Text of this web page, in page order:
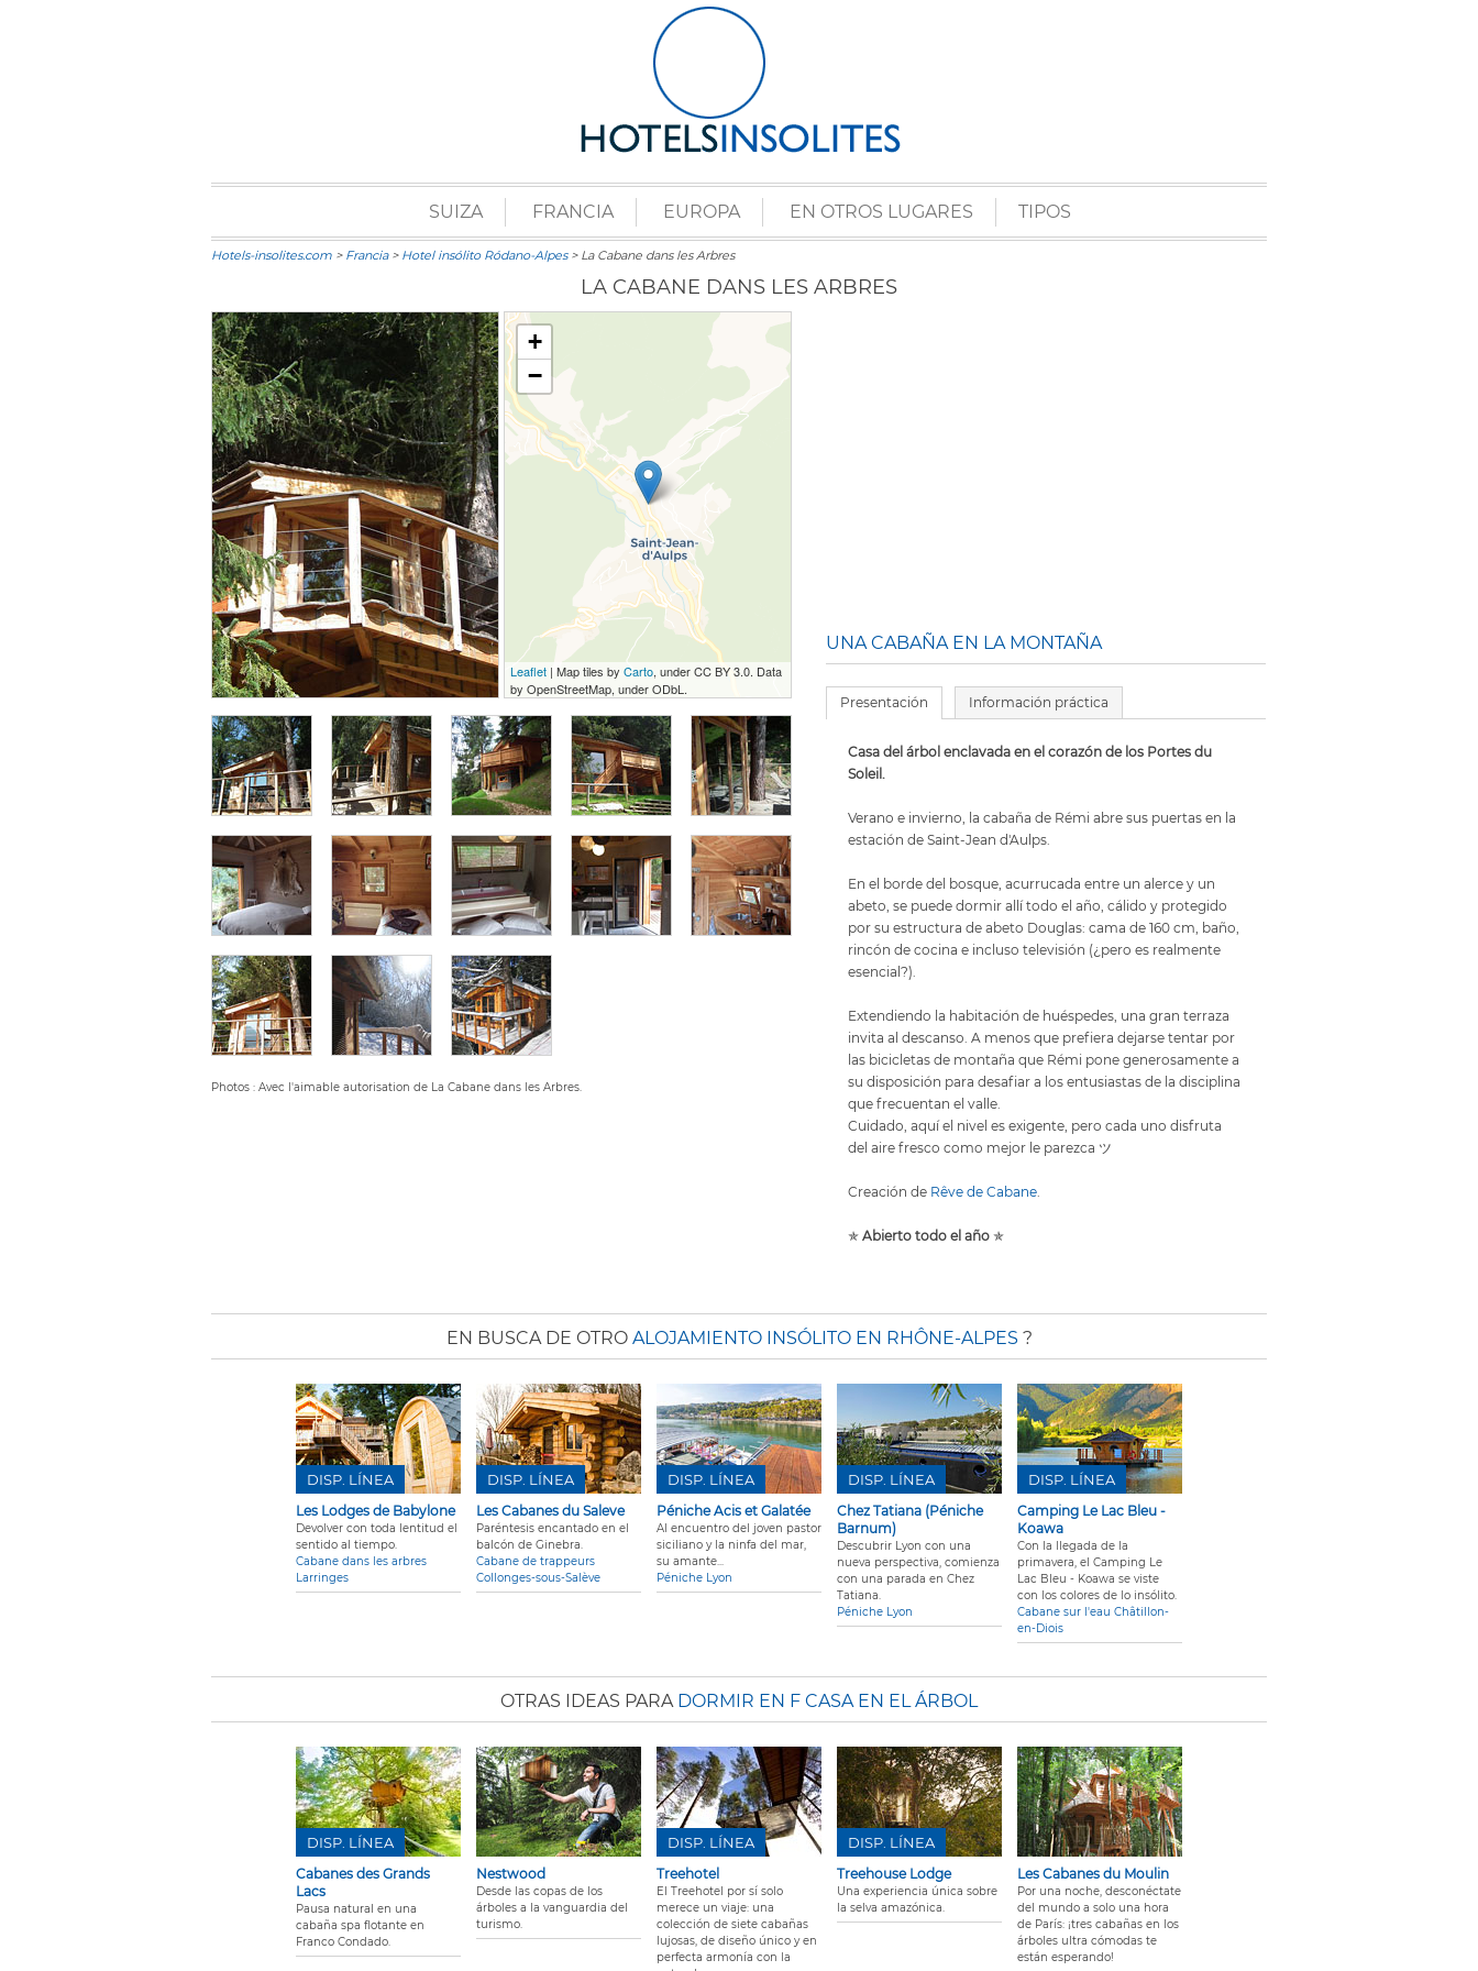
SUIZA FRANCIA EUROPA EN OTROS LUGARES TIPOS
Hotels-insolites.com > Francia> Hotel insólito Ródano-Alpes> La Cabane dans les Arbres
LA CABANE DANS LES ARBRES
+
−
Leaflet | Map tiles byCarto, under CC BY 3.0. Data
by OpenStreetMap, under ODbL.
Photos : Avec l'aimable autorisation de La Cabane dans les Arbres.
UNA CABAÑA EN LA MONTAÑA
Presentación Información práctica
Casa del árbol enclavada en el corazón de los Portes du
Soleil.
Verano e invierno, la cabaña de Rémi abre sus puertas en la
estación de Saint-Jean d'Aulps.
En el borde del bosque, acurrucada entre un alerce y un
abeto, se puede dormir allí todo el año, cálido y protegido
por su estructura de abeto Douglas: cama de 160 cm, baño,
rincón de cocina e incluso televisión (¿pero es realmente
esencial?).
Extendiendo la habitación de huéspedes, una gran terraza
invita al descanso. A menos que prefiera dejarse tentar por
las bicicletas de montaña que Rémi pone generosamente a
su disposición para desafiar a los entusiastas de la disciplina
que frecuentan el valle.
Cuidado, aquí el nivel es exigente, pero cada uno disfruta
del aire fresco como mejor le parezca ツ
Creación de Rêve de Cabane.
✯ Abierto todo el año ✯
EN BUSCA DE OTRO ALOJAMIENTO INSÓLITO EN RHÔNE-ALPES ?
Les Lodges de Babylone
Devolver con toda lentitud el
sentido al tiempo.
Cabane dans les arbres
Larringes
DISP. LÍNEA
Les Cabanes du Saleve
Paréntesis encantado en el
balcón de Ginebra.
Cabane de trappeurs
Collonges-sous-Salève
DISP. LÍNEA
Péniche Acis et Galatée
Al encuentro del joven pastor
siciliano y la ninfa del mar,
su amante...
Péniche Lyon
DISP. LÍNEA
Chez Tatiana (Péniche
Barnum)
Descubrir Lyon con una
nueva perspectiva, comienza
con una parada en Chez
Tatiana.
Péniche Lyon
DISP. LÍNEA
Camping Le Lac Bleu -
Koawa
Con la llegada de la
primavera, el Camping Le
Lac Bleu - Koawa se viste
con los colores de lo insólito.
Cabane sur l'eau Châtillon-
en-Diois
DISP. LÍNEA
OTRAS IDEAS PARA DORMIR EN F CASA EN EL ÁRBOL
Cabanes des Grands
Lacs
Pausa natural en una
cabaña spa flotante en
Franco Condado.
DISP. LÍNEA
Nestwood
Desde las copas de los
árboles a la vanguardia del
turismo.
Treehotel
El Treehotel por sí solo
merece un viaje: una
colección de siete cabañas
lujosas, de diseño único y en
perfecta armonía con la
DISP. LÍNEA
Treehouse Lodge
Una experiencia única sobre
la selva amazónica.
DISP. LÍNEA
Les Cabanes du Moulin
Por una noche, desconéctate
del mundo a solo una hora
de París: ¡tres cabañas en los
árboles ultra cómodas te
están esperando!